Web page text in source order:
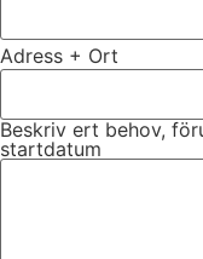
Adress + Ort
Beskriv ert behov,
startdatum